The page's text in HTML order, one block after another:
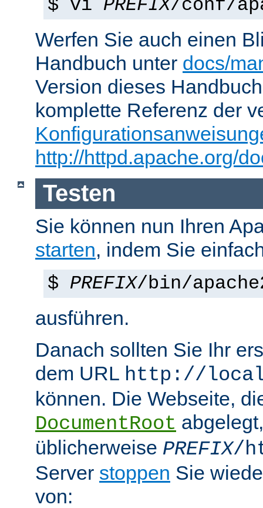
$ vi PREFIX/conf/
Werfen Sie auch einen
Handbuch unter docs/
Version dieses
komplette Referenz der
http://httpd.apache.org/
Testen
Sie können nun Ihren
starten, indem Sie
$ PREFIX/bin/
ausführen.
Danach sollten Sie Ihr
dem URL http://
können. Die Webseite,
DocumentRoot
üblicherweise PREFIX/
Server stoppen Sie
von: